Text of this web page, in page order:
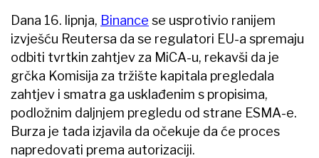
Dana 16. lipnja, Binance se usprotivio ranijem
izvješću Reutersa da se regulatori EU-a spremaju
odbiti tvrtkin zahtjev za MiCA-u, rekavši da je
grčka Komisija za tržište kapitala pregledala
zahtjev i smatra ga usklađenim s propisima,
podložnim daljnjem pregledu od strane ESMA-e.
Burza je tada izjavila da očekuje da će proces
napredovati prema autorizaciji.